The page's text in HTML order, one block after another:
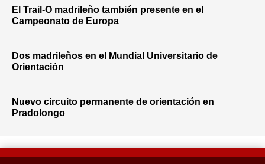
El Trail-O madrileño también presente en el
Campeonato de Europa
Dos madrileños en el Mundial Universitario de
Orientación
Nuevo circuito permanente de orientación en
Pradolongo